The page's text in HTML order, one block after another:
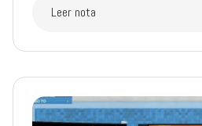
Leer nota